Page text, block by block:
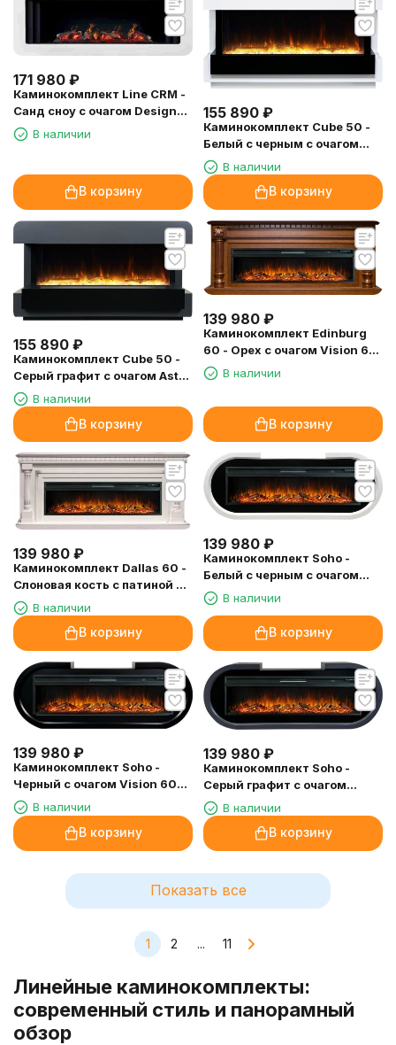
171 980 ₽
Каминокомплект Line CRM -
Санд сноу с очагом Design
L1000RF 3D PS/LOG
В наличии
В корзину
155 890 ₽
Каминокомплект Cube 50 -
Белый с черным с очагом
Astra 50 RF
В наличии
В корзину
155 890 ₽
Каминокомплект Cube 50 -
Серый графит с очагом Astra
50 RFВ наличии
В корзину
139 980 ₽
Каминокомплект Edinburg
60 - Орех с очагом Vision 60
LOG LED
В наличии
В корзину
139 980 ₽
Каминокомплект Dallas 60 -
Слоновая кость с патиной с
очагом Vision 60 LOG LED
В наличии
В корзину
139 980 ₽
Каминокомплект Soho -
Белый с черным с очагом
Vision 60 LOG LED
В наличии
В корзину
139 980 ₽
Каминокомплект Soho -
Черный с очагом Vision 60
LOG LED
В наличии
В корзину
139 980 ₽
Каминокомплект Soho -
Серый графит с очагом
Vision 60 LOG LED
В наличии
В корзину
Показать все
1 2 ... 11
Линейные каминокомплекты:
современный стиль и панорамный
обзор